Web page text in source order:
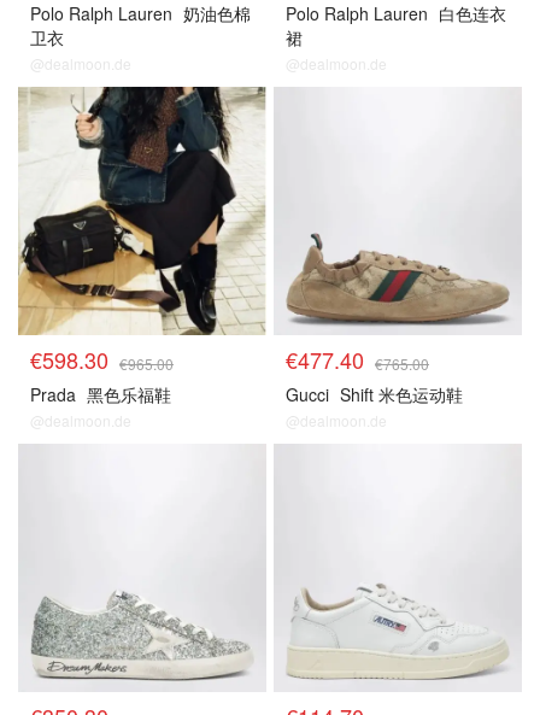
Polo Ralph Lauren 奶油色棉
卫衣
@dealmoon.de
Polo Ralph Lauren 白色连衣
裙
@dealmoon.de
€598.30 €965.00
Prada 黑色乐福鞋
@dealmoon.de
€477.40 €765.00
Gucci Shift 米色运动鞋
@dealmoon.de